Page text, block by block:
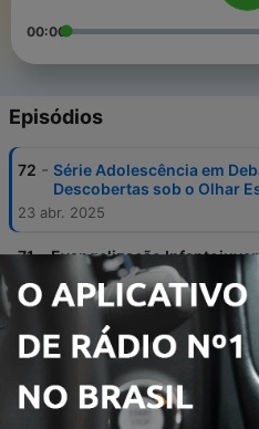
00:00
Episódios
72 - Série Adolescência em
Descobertas sob o Olhar
23 abr. 2025
71 - Evangelização
Importância no Século 21
20 mar. 2025
70 - O Luto no Espiritismo:
entes queridos? - PARTE 2
27 set. 2024